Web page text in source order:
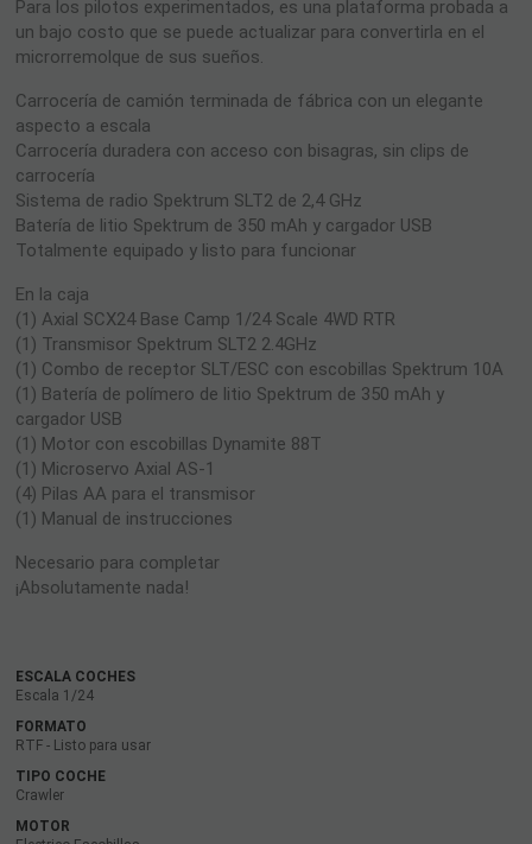
Para los pilotos experimentados, es una plataforma probada a
un bajo costo que se puede actualizar para convertirla en el
microrremolque de sus sueños.
Carrocería de camión terminada de fábrica con un elegante
aspecto a escala
Carrocería duradera con acceso con bisagras, sin clips de
carrocería
Sistema de radio Spektrum SLT2 de 2,4 GHz
Batería de litio Spektrum de 350 mAh y cargador USB
Totalmente equipado y listo para funcionar
En la caja
(1) Axial SCX24 Base Camp 1/24 Scale 4WD RTR
(1) Transmisor Spektrum SLT2 2.4GHz
(1) Combo de receptor SLT/ESC con escobillas Spektrum 10A
(1) Batería de polímero de litio Spektrum de 350 mAh y
cargador USB
(1) Motor con escobillas Dynamite 88T
(1) Microservo Axial AS-1
(4) Pilas AA para el transmisor
(1) Manual de instrucciones
Necesario para completar
¡Absolutamente nada!
ESCALA COCHES
Escala 1/24
FORMATO
RTF - Listo para usar
TIPO COCHE
Crawler
MOTOR